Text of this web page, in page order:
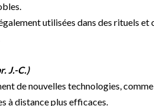
utilisées dans des rituels
J.-C.)
de nouvelles technologies,
à distance plus efficaces.